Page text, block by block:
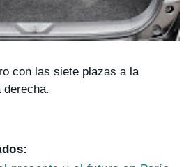
con las siete plazas a la
derecha.